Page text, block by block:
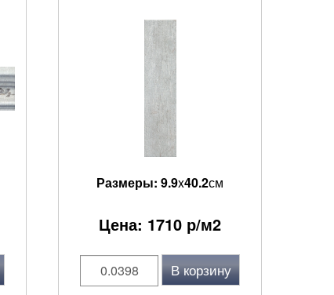
Размеры: 9.9x40.2см
Цена: 1710 р/м2
В корзину